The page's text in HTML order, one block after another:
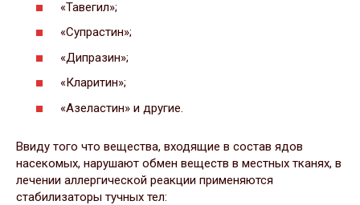
«Тавегил»;
«Супрастин»;
«Дипразин»;
«Кларитин»;
«Азеластин» и другие.
Ввиду того что вещества, входящие в состав ядов
насекомых, нарушают обмен веществ в местных тканях, в
лечении аллергической реакции применяются
стабилизаторы тучных тел: